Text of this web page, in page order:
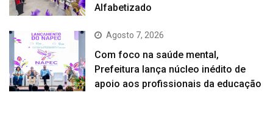
Alfabetizado
Agosto 7, 2026
Com foco na saúde mental,
Prefeitura lança núcleo inédito de
apoio aos profissionais da educação